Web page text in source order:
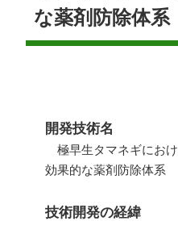
な薬剤防除体系
開発技術名
極早生タマネギにおけ
効果的な薬剤防除体系
技術開発の経緯